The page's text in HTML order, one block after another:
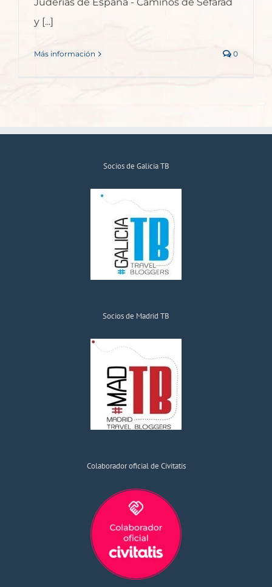
y [...]
Más información 0
Socios de Galicia TB
Socios de Madrid TB
Colaborador oficial de Civitatis